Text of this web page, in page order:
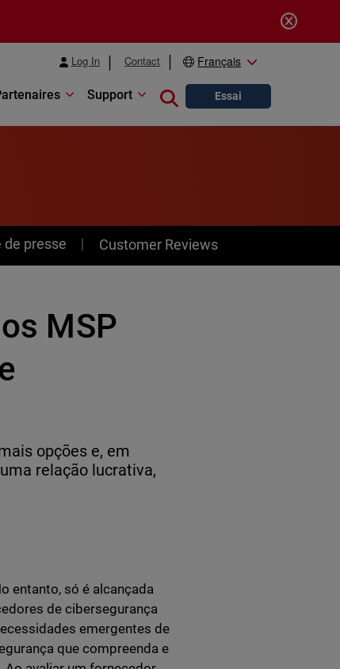
Log In Contact Français
Support Close search
Essai
de presse Customer Reviews
MSP
opções e, em
relação lucrativa,
entanto, só é alcançada
de cibersegurança
emergentes de
que compreenda e